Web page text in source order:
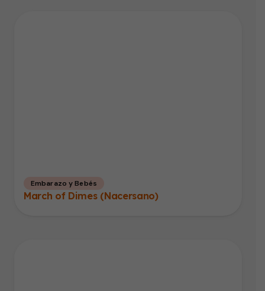
Embarazo y Bebés
March of Dimes (Nacersano)